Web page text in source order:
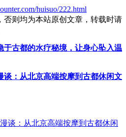
huisuo/222.html
否则均为本站原创文章，转载时请
于古都的水疗秘境，让身心坠入温
谈：从北京高端按摩到古都休闲文